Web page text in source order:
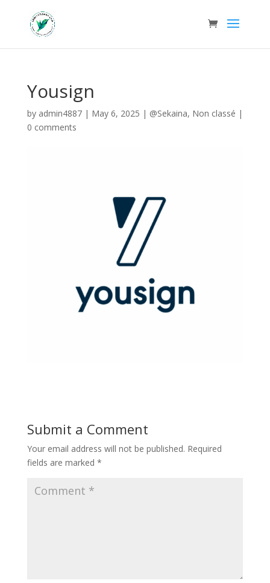
Yousign
by admin4887| May 6, 2025 | @Sekaina, Non classé |
0 comments
Submit a Comment
Your email address will not be published. Required
fields are marked *